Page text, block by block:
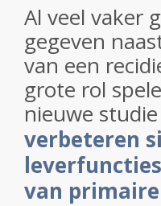
Al veel vaker
gegeven
van een
grote rol
nieuwe
verbeteren
van